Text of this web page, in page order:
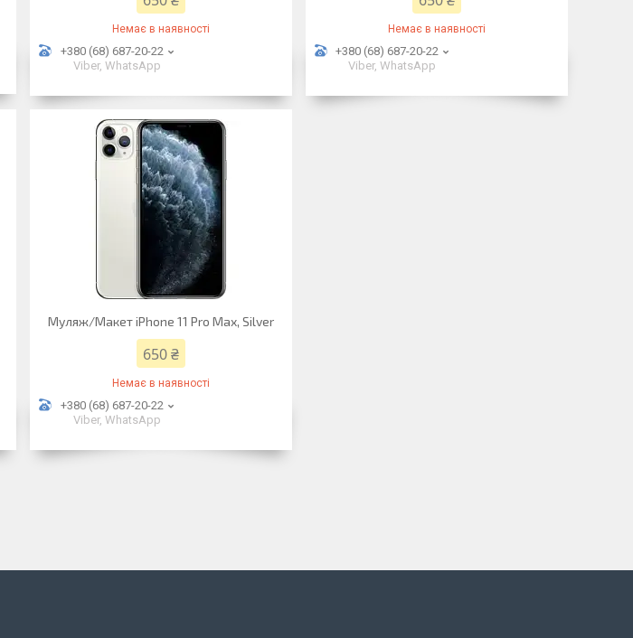
Немає в наявності
+380 (68) 687-20-22
Viber, WhatsApp
Немає в наявності
+380 (68) 687-20-22
Viber, WhatsApp
Муляж/Макет iPhone 11 Pro Max, Silver
650 ₴
Немає в наявності
+380 (68) 687-20-22
Viber, WhatsApp